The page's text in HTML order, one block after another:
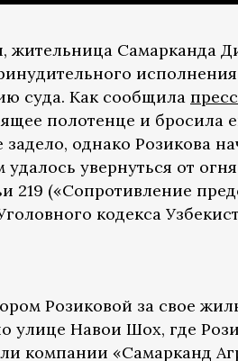
жительница Самарканда
суда. Как сообщила
полотенце и бросила
однако Розикова
увернуться от
219 («Сопротивление
кодекса
Розиковой за свое
улице Навои Шох, где
компании «Самарканд